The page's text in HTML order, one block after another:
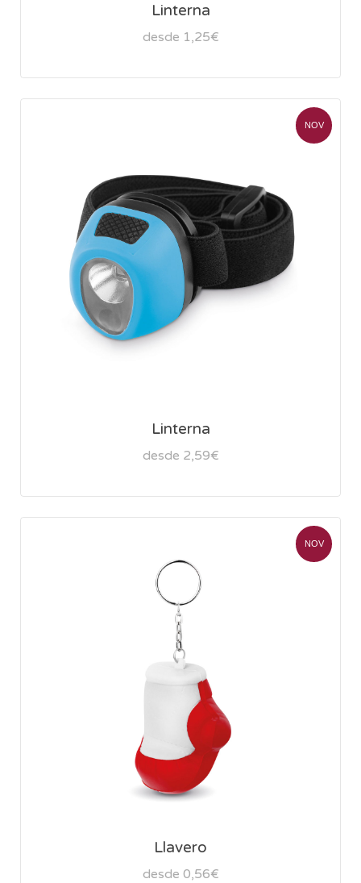
Linterna
desde 1,25€
NOV
Linterna
desde 2,59€
NOV
Llavero
desde 0,56€